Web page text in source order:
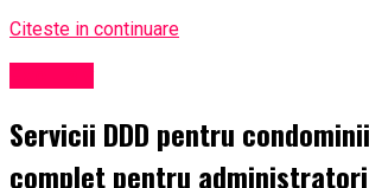
Citeste in continuare
Servicii DDD pentru
complet pentru